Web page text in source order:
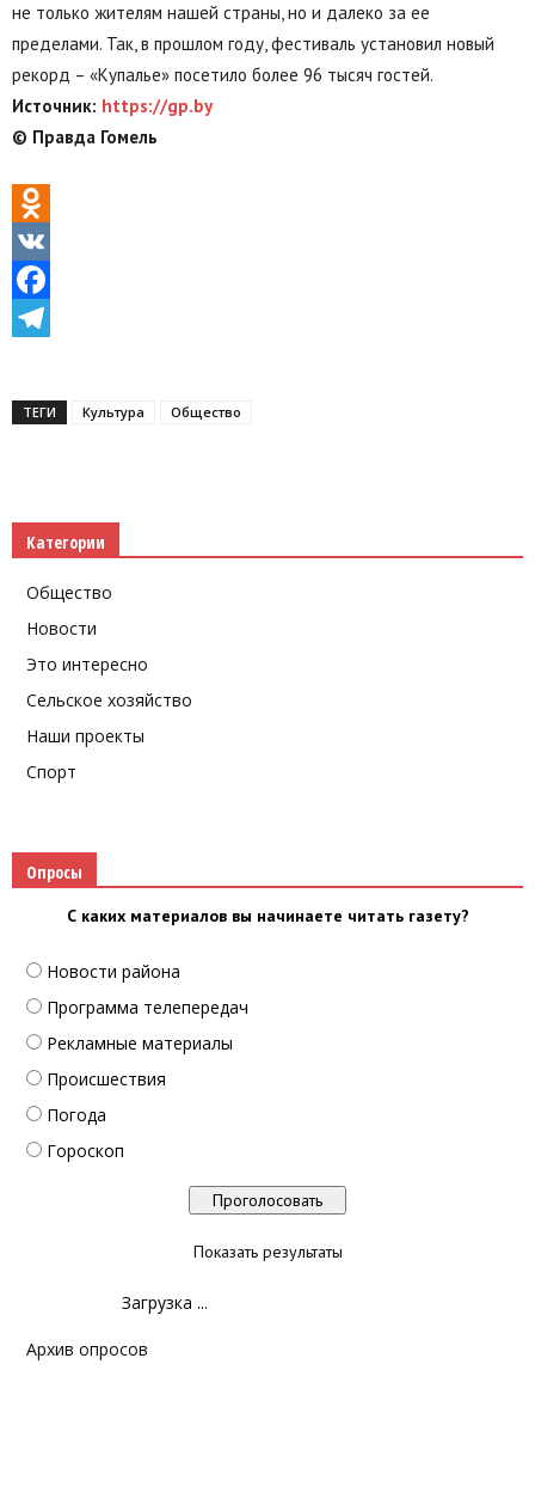
не только жителям нашей страны, но и далеко за ее
пределами. Так, в прошлом году, фестиваль установил новый
рекорд – «Купалье» посетило более 96 тысяч гостей.
Источник: https://gp.by
© Правда Гомель
Odnoklassniki
VK
Facebook
ТЕГИ Культура Общество
Категории
Общество
Новости
Это интересно
Сельское хозяйство
Наши проекты
Спорт
Опросы
С каких материалов вы начинаете читать газету?
Новости района
Программа телепередач
Рекламные материалы
Происшествия
Погода
Гороскоп
Показать результаты
Загрузка ...
Архив опросов